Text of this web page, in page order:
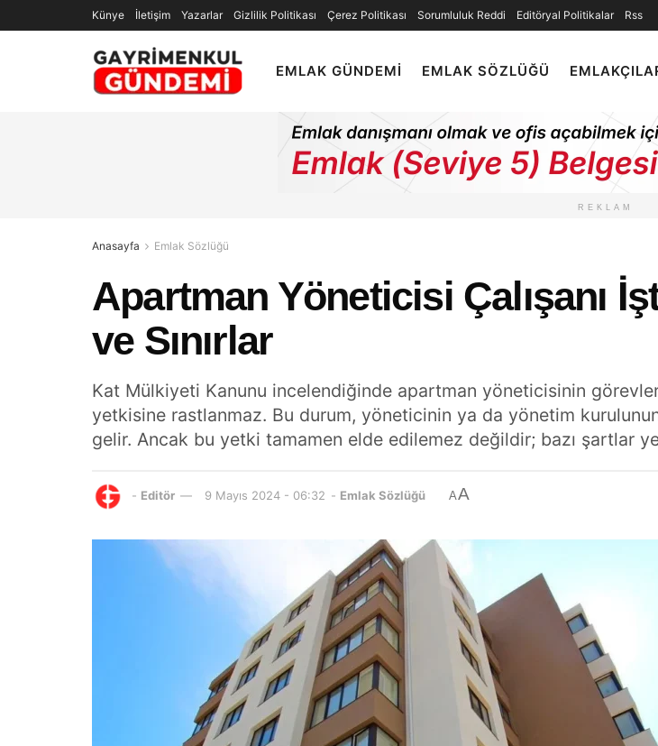
Künye İletişim Yazarlar Gizlilik Politikası Çerez Politikası Sorumluluk Reddi Editöryal Politikalar Rss
EMLAK GÜNDEMI EMLAK SÖZLÜĞÜ
REKLAM
Anasayfa Emlak Sözlüğü
Apartman Yöneticisi Çalışanı
ve Sınırlar
Kat Mülkiyeti Kanunu incelendiğinde apartman yöneticisinin
yetkisine rastlanmaz. Bu durum, yöneticinin ya da yönetim
gelir. Ancak bu yetki tamamen elde edilemez değildir; bazı şartlar
- Editör 9 Mayıs 2024 - 06:32 - Emlak Sözlüğü AA